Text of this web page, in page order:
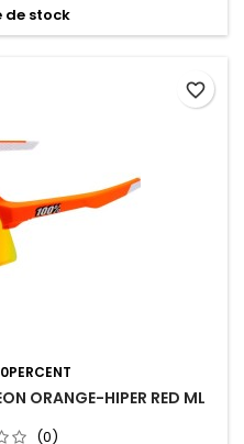
de stock
ORANGE-HIPER RED ML
(0)
favorite_border